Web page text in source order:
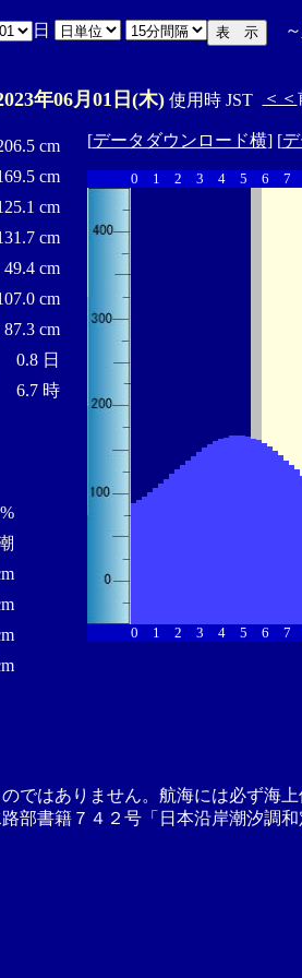
日 ～
年06月01日(木)使用時 JST ＜＜
cm
cm
cm
cm
49.4 cm
cm
87.3 cm
0.8 日
6.7 時
[データダウンロード横] [
0 1 2 3 4 5 6 7
0 1 2 3 4 5 6 7
ではありません。航海には必ず海
部書籍７４２号「日本沿岸潮汐調